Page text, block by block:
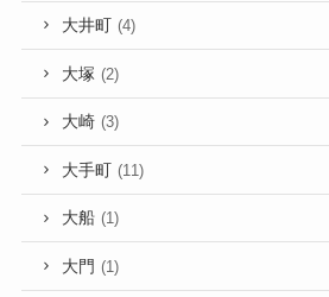
大井町 (4)
大塚 (2)
大崎 (3)
大手町 (11)
大船 (1)
大門 (1)